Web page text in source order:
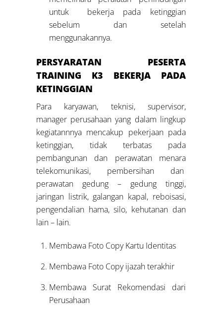
untuk bekerja pada ketinggian
sebelum dan setelah
menggunakannya.
PERSYARATAN PESERTA
TRAINING K3 BEKERJA PADA
KETINGGIAN
Para karyawan, teknisi, supervisor,
manager perusahaan yang dalam lingkup
kegiatannnya mencakup pekerjaan pada
ketinggian, tidak terbatas pada
pembangunan dan perawatan menara
telekomunikasi, pembersihan dan
perawatan gedung – gedung tinggi,
jaringan listrik, galangan kapal, reboisasi,
pengendalian hama, silo, kehutanan dan
lain – lain.
Membawa Foto Copy Kartu Identitas
Membawa Foto Copy ijazah terakhir
Membawa Surat Rekomendasi dari
Perusahaan